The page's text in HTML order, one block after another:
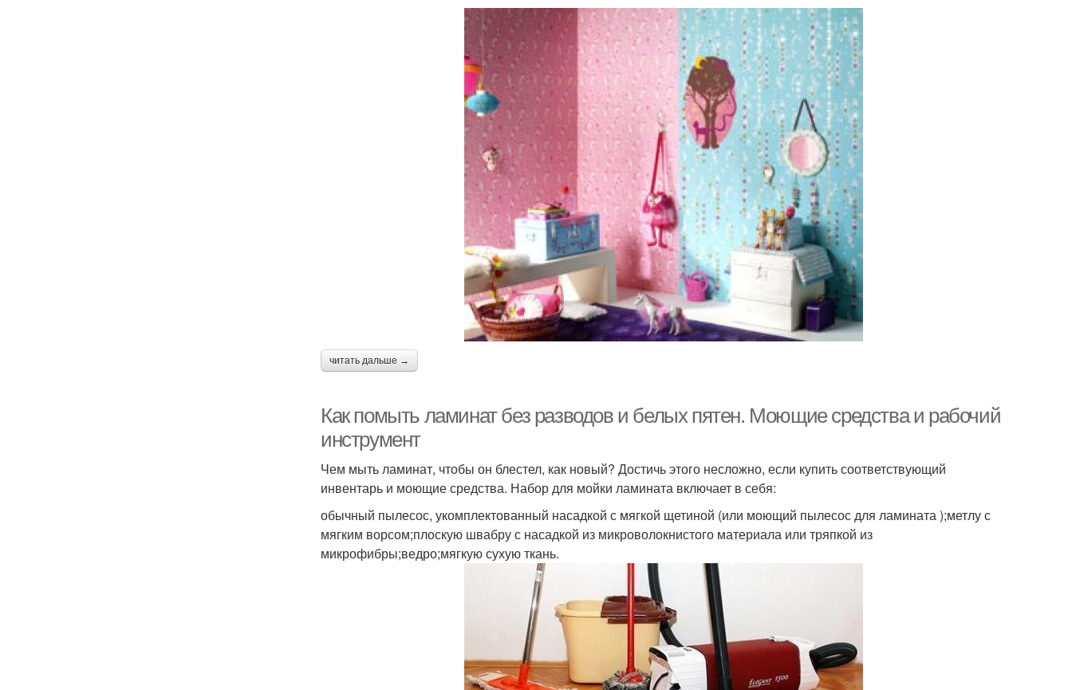
читать дальше →
Как помыть ламинат без разводов и белых пятен. Моющие средства и рабочий
инструмент
Чем мыть ламинат, чтобы он блестел, как новый? Достичь этого несложно, если купить соответствующий
инвентарь и моющие средства. Набор для мойки ламината включает в себя:
обычный пылесос, укомплектованный насадкой с мягкой щетиной (или моющий пылесос для ламината );метлу с
мягким ворсом;плоскую швабру с насадкой из микроволокнистого материала или тряпкой из
микрофибры;ведро;мягкую сухую ткань.